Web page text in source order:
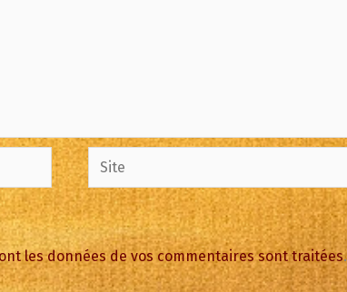
Site
les données de vos commentaires sont traitées.